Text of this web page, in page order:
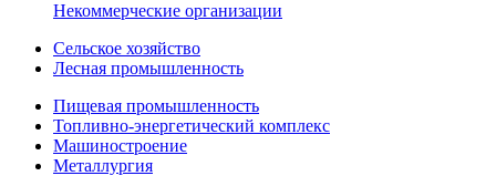
Некоммерческие организации
Сельское хозяйство
Лесная промышленность
Пищевая промышленность
Топливно-энергетический комплекс
Машиностроение
Металлургия